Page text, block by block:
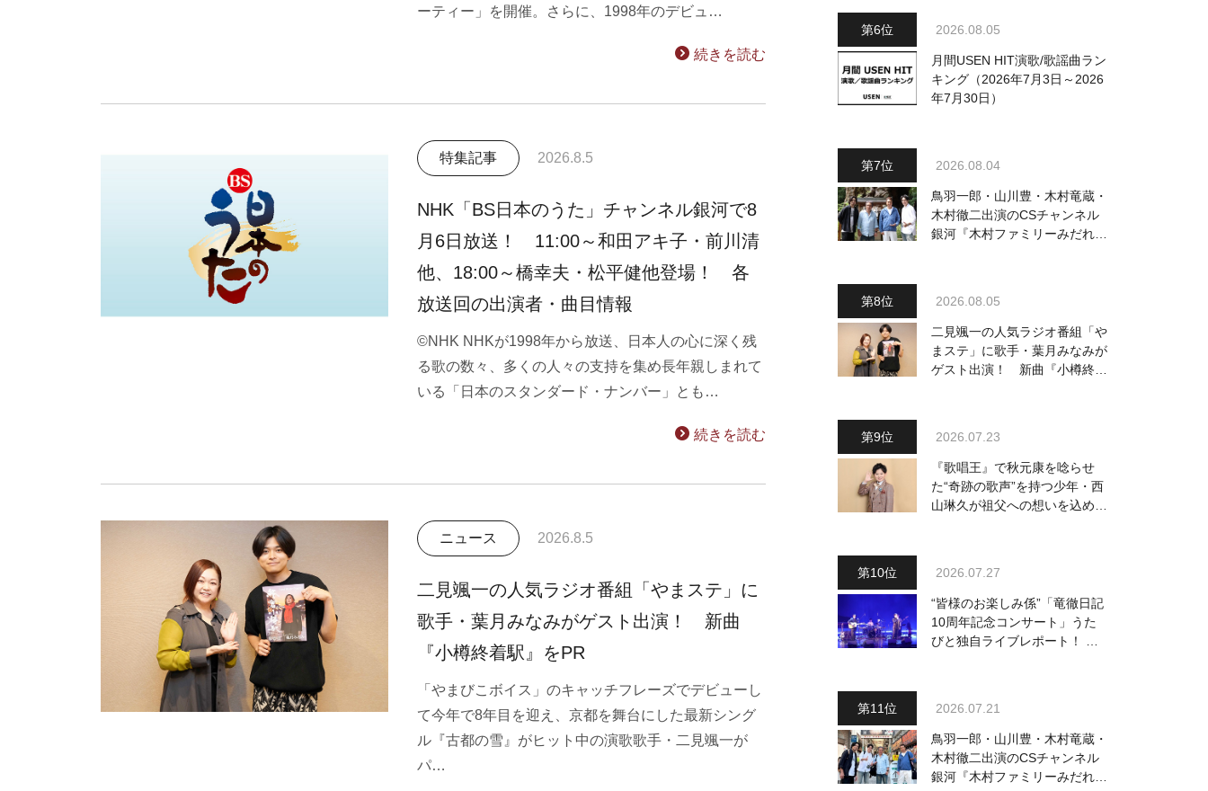
ーティー」を開催。さらに、1998年のデビュ…
続きを読む
特集記事 2026.8.5
NHK「BS日本のうた」チャンネル銀河で8
月6日放送！ 11:00～和田アキ子・前川清
他、18:00～橋幸夫・松平健他登場！ 各
放送回の出演者・曲目情報
©NHK NHKが1998年から放送、日本人の心に深く残
る歌の数々、多くの人々の支持を集め長年親しまれて
いる「日本のスタンダード・ナンバー」とも…
続きを読む
ニュース 2026.8.5
二見颯一の人気ラジオ番組「やまステ」に
歌手・葉月みなみがゲスト出演！ 新曲
『小樽終着駅』をPR
「やまびこボイス」のキャッチフレーズでデビューし
て今年で8年目を迎え、京都を舞台にした最新シング
ル『古都の雪』がヒット中の演歌歌手・二見颯一が
パ…
2026.08.05
月間USEN HIT演歌/歌謡曲ラン
キング（2026年7月3日～2026
年7月30日）
2026.08.04
鳥羽一郎・山川豊・木村竜蔵・
木村徹二出演のCSチャンネル
銀河『木村ファミリーみだれ旅
2026.08.05
二見颯一の人気ラジオ番組「や
まステ」に歌手・葉月みなみが
ゲスト出演！ 新曲『小樽終着
2026.07.23
『歌唱王』で秋元康を唸らせ
た“奇跡の歌声”を持つ少年・西
山琳久が祖父への想いを込めた
いちゃんとの絆を歌った曲を聴
いてください！」
2026.07.27
“皆様のお楽しみ係”「竜徹日記
10周年記念コンサート」うた
びと独自ライブレポート！ 即
2026.07.21
鳥羽一郎・山川豊・木村竜蔵・
木村徹二出演のCSチャンネル
銀河『木村ファミリーみだれ旅